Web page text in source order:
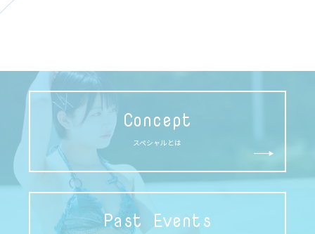
Concept
スペシャルとは
Past Events